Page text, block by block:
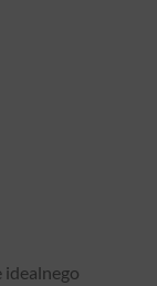
idealnego